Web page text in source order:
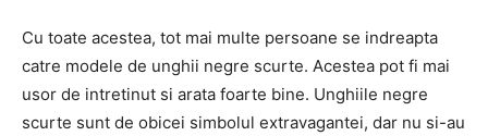
Cu toate acestea, tot mai multe persoane se indreapta
catre modele de unghii negre scurte. Acestea pot fi mai
usor de intretinut si arata foarte bine. Unghiile negre
scurte sunt de obicei simbolul extravagantei, dar nu si-au